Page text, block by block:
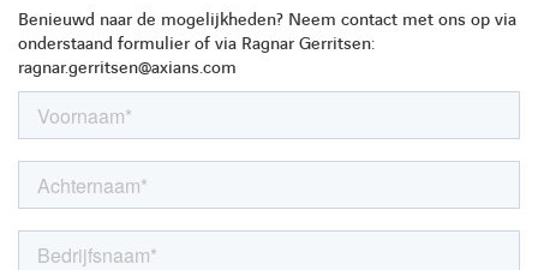
Benieuwd naar de mogelijkheden? Neem contact met ons op via
onderstaand formulier of via Ragnar Gerritsen:
ragnar.gerritsen@axians.com